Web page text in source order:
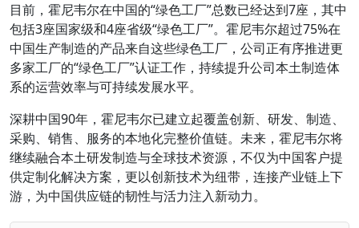
目前，霍尼韦尔在中国的“绿色工厂”总数已经达到7座，其中
包括3座国家级和4座省级“绿色工厂”。霍尼韦尔超过75%在
中国生产制造的产品来自这些绿色工厂，公司正有序推进更
多家工厂的“绿色工厂”认证工作，持续提升公司本土制造体
系的运营效率与可持续发展水平。
深耕中国90年，霍尼韦尔已建立起覆盖创新、研发、制造、
采购、销售、服务的本地化完整价值链。未来，霍尼韦尔将
继续融合本土研发制造与全球技术资源，不仅为中国客户提
供定制化解决方案，更以创新技术为纽带，连接产业链上下
游，为中国供应链的韧性与活力注入新动力。